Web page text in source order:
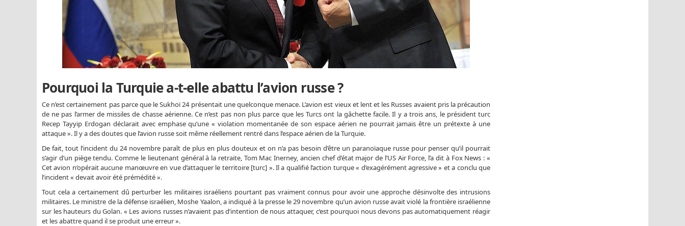
Pourquoi la Turquie a-t-elle abattu l’avion russe ?
Ce n’est certainement pas parce que le Sukhoï 24 présentait une quelconque menace. L’avion est vieux et lent et les Russes avaient pris la précaution
de ne pas l’armer de missiles de chasse aérienne. Ce n’est pas non plus parce que les Turcs ont la gâchette facile. Il y a trois ans, le président turc
Recep Tayyip Erdogan déclarait avec emphase qu’une « violation momentanée de son espace aérien ne pourrait jamais être un prétexte à une
attaque ». Il y a des doutes que l’avion russe soit même réellement rentré dans l’espace aérien de la Turquie.
De fait, tout l’incident du 24 novembre paraît de plus en plus douteux et on n’a pas besoin d’être un paranoïaque russe pour penser qu’il pourrait
s’agir d’un piège tendu. Comme le lieutenant général à la retraite, Tom Mac Inerney, ancien chef d’état major de l’US Air Force, l’a dit à Fox News : «
Cet avion n’opérait aucune manœuvre en vue d’attaquer le territoire [turc] ». Il a qualifié l’action turque « d’exagérément agressive » et a conclu que
l’incident « devait avoir été prémédité ».
Tout cela a certainement dû perturber les militaires israéliens pourtant pas vraiment connus pour avoir une approche désinvolte des intrusions
militaires. Le ministre de la défense israélien, Moshe Yaalon, a indiqué à la presse le 29 novembre qu’un avion russe avait violé la frontière israélienne
sur les hauteurs du Golan. « Les avions russes n’avaient pas d’intention de nous attaquer, c’est pourquoi nous devons pas automatiquement réagir
et les abattre quand il se produit une erreur ».